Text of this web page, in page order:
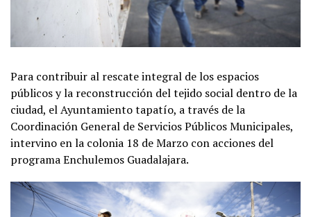
Para contribuir al rescate integral de los espacios
públicos y la reconstrucción del tejido social dentro de la
ciudad, el Ayuntamiento tapatío, a través de la
Coordinación General de Servicios Públicos Municipales,
intervino en la colonia 18 de Marzo con acciones del
programa Enchulemos Guadalajara.